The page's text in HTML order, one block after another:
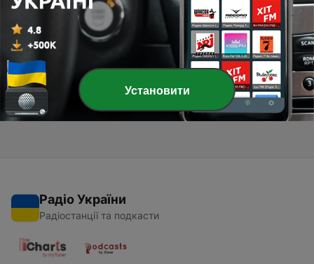
28 бер. 2020
2 - Подкаст о том, что за конкурс этот СТЭМ в КВНе,
какие у него правила и как научиться его писать
20 бер. 2020
1 - Школа молодого КВНщика
10 січ. 2020
Радіо України
Радіостанції та подкасти
Установити